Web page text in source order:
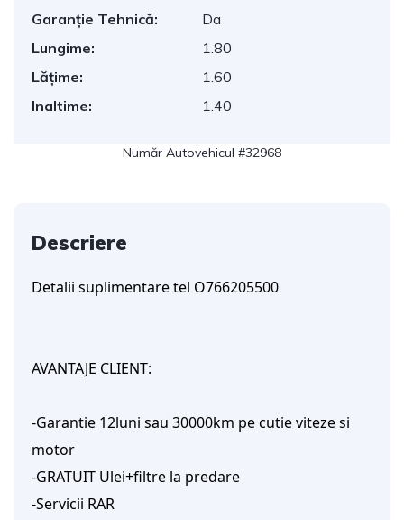
Garanție Tehnică:
Da
Lungime:
1.80
Lățime:
1.60
Inaltime:
1.40
Număr Autovehicul #32968
Descriere
Detalii suplimentare tel O766205500
AVANTAJE CLIENT:
-Garantie 12luni sau 30000km pe cutie viteze si
motor
-GRATUIT Ulei+filtre la predare
-Servicii RAR